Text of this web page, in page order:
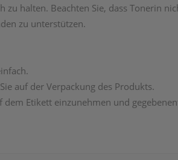
halten. Beachten Sie, dass Tonerin
zu unterstützen.
auf der Verpackung des Produkts.
Etikett einzunehmen und